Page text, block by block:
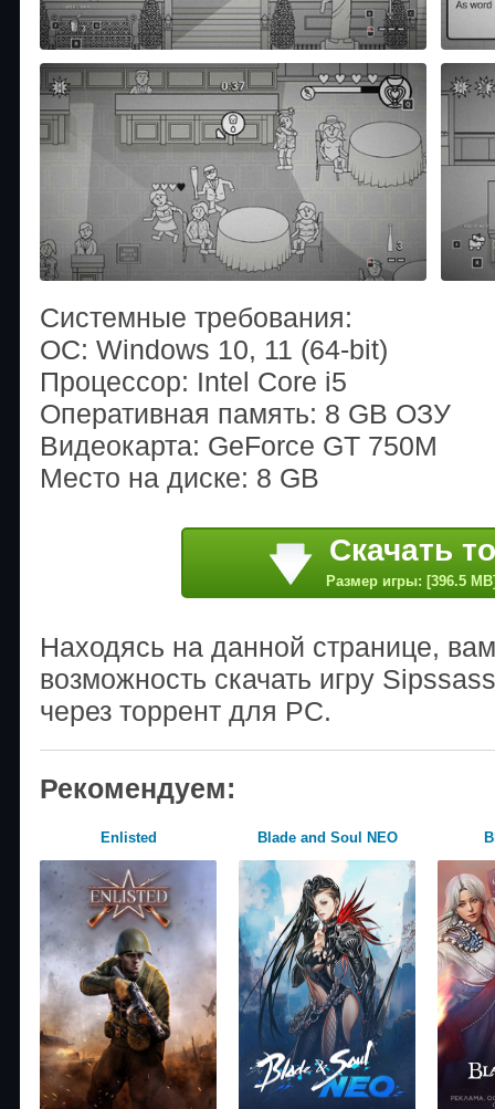
Системные требования:
ОС: Windows 10, 11 (64-bit)
Процессор: Intel Core i5
Оперативная память: 8 GB ОЗУ
Видеокарта: GeForce GT 750M
Место на диске: 8 GB
Скачать
Размер игры: [396.5
Находясь на данной странице,
возможность скачать игру
через торрент для PC.
Рекомендуем:
Enlisted Blade and Soul NEO